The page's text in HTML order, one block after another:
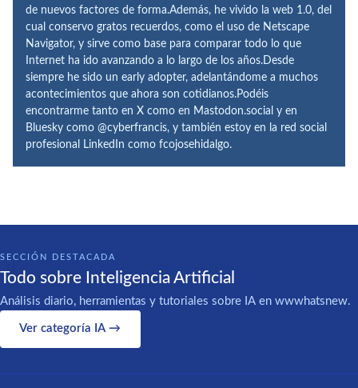
de nuevos factores de forma.Además, he vivido la web 1.0, del
cual conservo gratos recuerdos, como el uso de Netscape
Navigator, y sirve como base para comparar todo lo que
Internet ha ido avanzando a lo largo de los años.Desde
siempre he sido un early adopter, adelantándome a muchos
acontecimientos que ahora son cotidianos.Podéis
encontrarme tanto en X como en Mastodon.social y en
Bluesky como @cyberfrancis, y también estoy en la red social
profesional LinkedIn como fcojosehidalgo.
SECCIÓN DESTACADA
Todo sobre Inteligencia Artificial
Análisis diario, herramientas y tutoriales sobre IA en wwwhatsnew.
Ver categoría IA →